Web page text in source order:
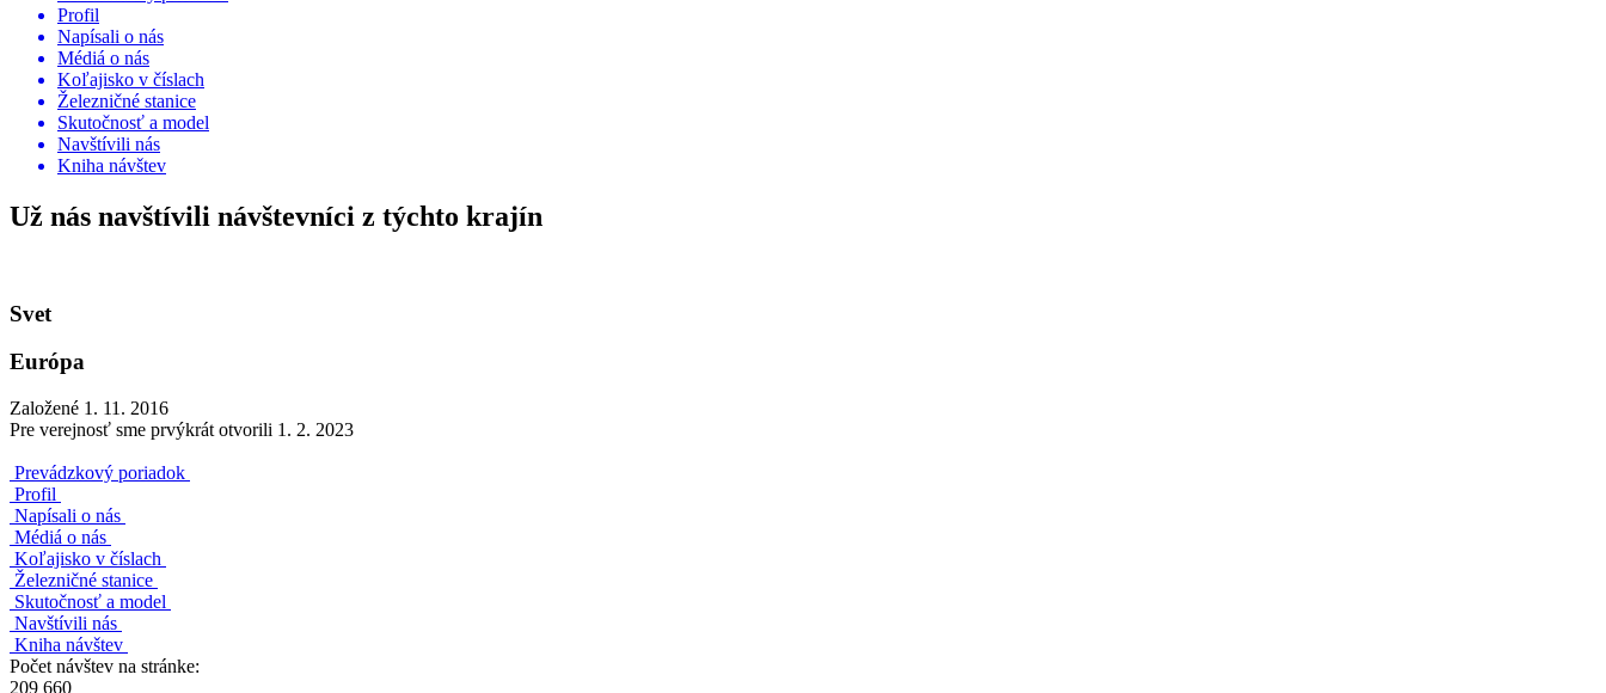
Profil
Napísali o nás
Médiá o nás
Koľajisko v číslach
Železničné stanice
Skutočnosť a model
Navštívili nás
Kniha návštev
Už nás navštívili návštevníci z týchto krajín
Svet
Európa
Založené 1. 11. 2016
Pre verejnosť sme prvýkrát otvorili 1. 2. 2023
Prevádzkový poriadok
Profil
Napísali o nás
Médiá o nás
Koľajisko v číslach
Železničné stanice
Skutočnosť a model
Navštívili nás
Kniha návštev
Počet návštev na stránke:
209 660